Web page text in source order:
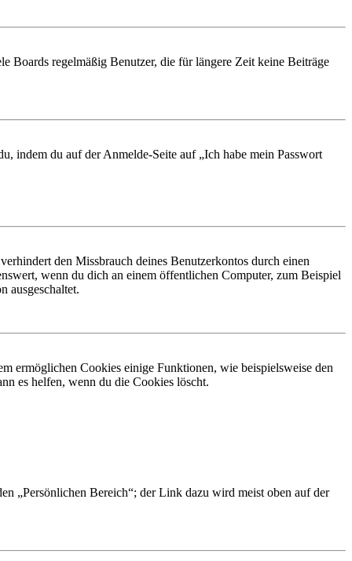
Boards regelmäßig Benutzer, die für längere Zeit keine Beiträge
indem du auf der Anmelde-Seite auf „Ich habe mein Passwort
den Missbrauch deines Benutzerkontos durch einen
wenn du dich an einem öffentlichen Computer, zum Beispiel
ausgeschaltet.
ermöglichen Cookies einige Funktionen, wie beispielsweise den
es helfen, wenn du die Cookies löscht.
„Persönlichen Bereich“; der Link dazu wird meist oben auf der